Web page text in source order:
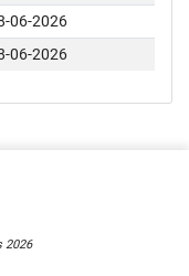
06-2026
06-2026
2026